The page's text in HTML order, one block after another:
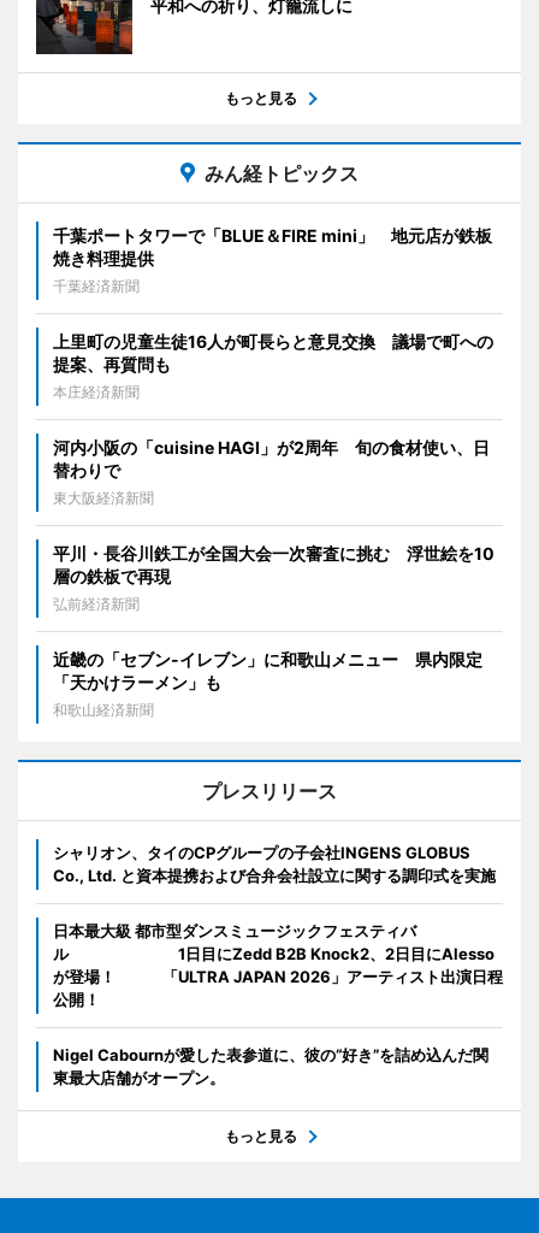
平和への祈り、灯籠流しに
もっと見る
みん経トピックス
千葉ポートタワーで「BLUE＆FIRE mini」 地元店が鉄板
焼き料理提供
千葉経済新聞
上里町の児童生徒16人が町長らと意見交換 議場で町への
提案、再質問も
本庄経済新聞
河内小阪の「cuisine HAGI」が2周年 旬の食材使い、日
替わりで
東大阪経済新聞
平川・長谷川鉄工が全国大会一次審査に挑む 浮世絵を10
層の鉄板で再現
弘前経済新聞
近畿の「セブン-イレブン」に和歌山メニュー 県内限定
「天かけラーメン」も
和歌山経済新聞
プレスリリース
シャリオン、タイのCPグループの子会社INGENS GLOBUS
Co., Ltd. と資本提携および合弁会社設立に関する調印式を実施
日本最大級 都市型ダンスミュージックフェスティバ
ル 1日目にZedd B2B Knock2、2日目にAlesso
が登場！ 「ULTRA JAPAN 2026」アーティスト出演日程
公開！
Nigel Cabournが愛した表参道に、彼の“好き”を詰め込んだ関
東最大店舗がオープン。
もっと見る